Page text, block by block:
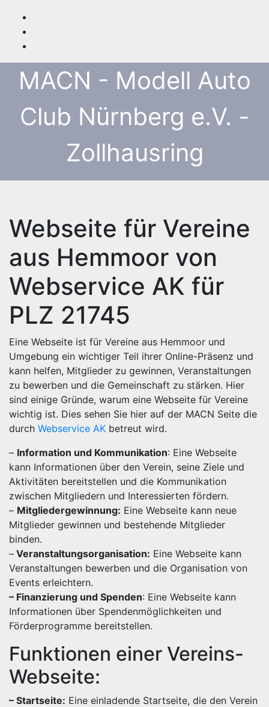
Inhalt
springen
MACN - Modell Auto
Club Nürnberg e.V. -
Zollhausring
Webseite für Vereine
aus Hemmoor von
Webservice AK für
PLZ 21745
Eine Webseite ist für Vereine aus Hemmoor und
Umgebung ein wichtiger Teil ihrer Online-Präsenz und
kann helfen, Mitglieder zu gewinnen, Veranstaltungen
zu bewerben und die Gemeinschaft zu stärken. Hier
sind einige Gründe, warum eine Webseite für Vereine
wichtig ist. Dies sehen Sie hier auf der MACN Seite die
durch Webservice AK betreut wird.
– Information und Kommunikation: Eine Webseite
kann Informationen über den Verein, seine Ziele und
Aktivitäten bereitstellen und die Kommunikation
zwischen Mitgliedern und Interessierten fördern.
– Mitgliedergewinnung: Eine Webseite kann neue
Mitglieder gewinnen und bestehende Mitglieder
binden.
– Veranstaltungsorganisation: Eine Webseite kann
Veranstaltungen bewerben und die Organisation von
Events erleichtern.
– Finanzierung und Spenden: Eine Webseite kann
Informationen über Spendenmöglichkeiten und
Förderprogramme bereitstellen.
Funktionen einer Vereins-
Webseite:
– Startseite: Eine einladende Startseite, die den Verein